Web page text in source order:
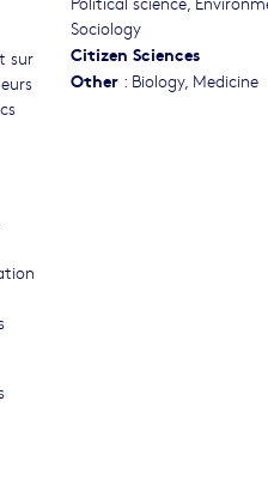
sur
Sociology
Citizen Sciences
Other : Biology, Medicine